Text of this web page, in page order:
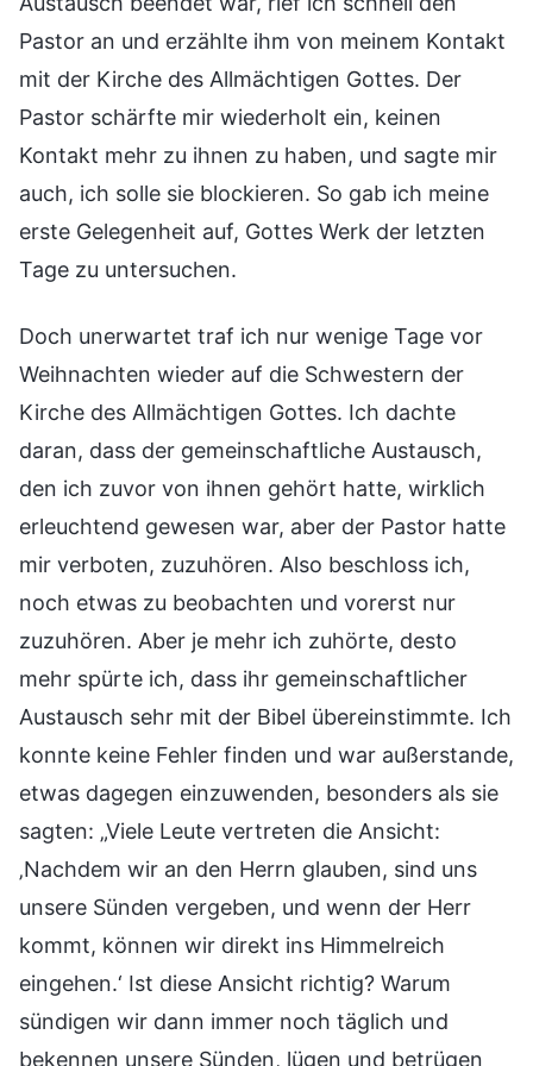
Pastor an und erzählte ihm von meinem Kontakt
mit der Kirche des Allmächtigen Gottes. Der
Pastor schärfte mir wiederholt ein, keinen
Kontakt mehr zu ihnen zu haben, und sagte mir
auch, ich solle sie blockieren. So gab ich meine
erste Gelegenheit auf, Gottes Werk der letzten
Tage zu untersuchen.
Doch unerwartet traf ich nur wenige Tage vor
Weihnachten wieder auf die Schwestern der
Kirche des Allmächtigen Gottes. Ich dachte
daran, dass der gemeinschaftliche Austausch,
den ich zuvor von ihnen gehört hatte, wirklich
erleuchtend gewesen war, aber der Pastor hatte
mir verboten, zuzuhören. Also beschloss ich,
noch etwas zu beobachten und vorerst nur
zuzuhören. Aber je mehr ich zuhörte, desto
mehr spürte ich, dass ihr gemeinschaftlicher
Austausch sehr mit der Bibel übereinstimmte. Ich
konnte keine Fehler finden und war außerstande,
etwas dagegen einzuwenden, besonders als sie
sagten: „Viele Leute vertreten die Ansicht:
‚Nachdem wir an den Herrn glauben, sind uns
unsere Sünden vergeben, und wenn der Herr
kommt, können wir direkt ins Himmelreich
eingehen.‘ Ist diese Ansicht richtig? Warum
sündigen wir dann immer noch täglich und
bekennen unsere Sünden, lügen und betrügen